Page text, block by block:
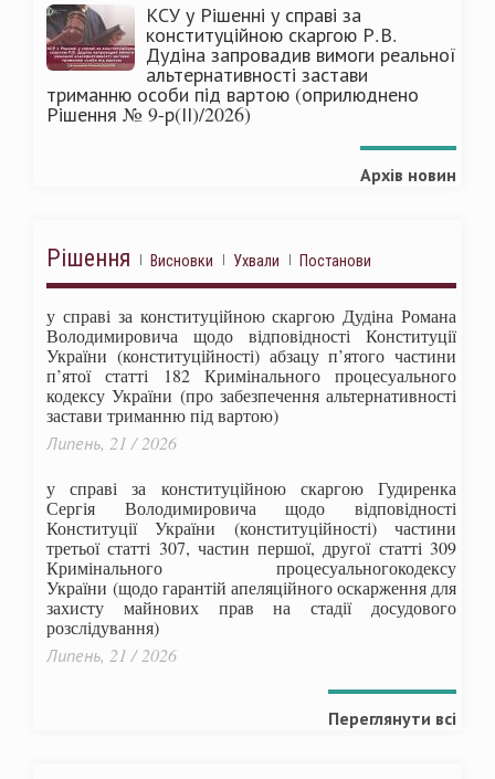
КСУ у Рішенні у справі за
конституційною скаргою Р.В.
Дудіна запровадив вимоги реальної
альтернативності застави
триманню особи під вартою (оприлюднено
Рішення № 9-р(ІІ)/2026)
Архів новин
Рішення Висновки Ухвали Постанови
у справі за конституційною скаргою Дудіна Романа
Володимировича щодо відповідності Конституції
України (конституційності) абзацу п’ятого частини
п’ятої статті 182 Кримінального процесуального
кодексу України (про забезпечення альтернативності
застави триманню під вартою)
Липень, 21 / 2026
у справі за конституційною скаргою Гудиренка
Сергія Володимировича щодо відповідності
Конституції України (конституційності) частини
третьої статті 307, частин першої, другої статті 309
Кримінального процесуальногокодексу
України (щодо гарантій апеляційного оскарження для
захисту майнових прав на стадії досудового
розслідування)
Липень, 21 / 2026
Переглянути всі